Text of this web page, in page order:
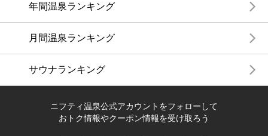
年間温泉ランキング
月間温泉ランキング
サウナランキング
ニフティ温泉公式アカウントをフォローして
おトク情報やクーポン情報を受け取ろう